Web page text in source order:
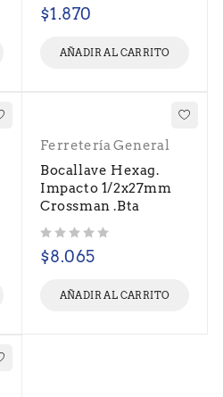
$1.870
AÑADIR AL CARRITO
Ferretería General
Bocallave Hexag.
Impacto 1/2x27mm
Crossman .Bta
$8.065
AÑADIR AL CARRITO